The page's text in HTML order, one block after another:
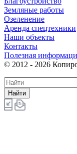
Земляные работы
Озеленение
Аренда спецтехники
Наши объекты
Контакты
Полезная
© 2012 - 2026
Найти